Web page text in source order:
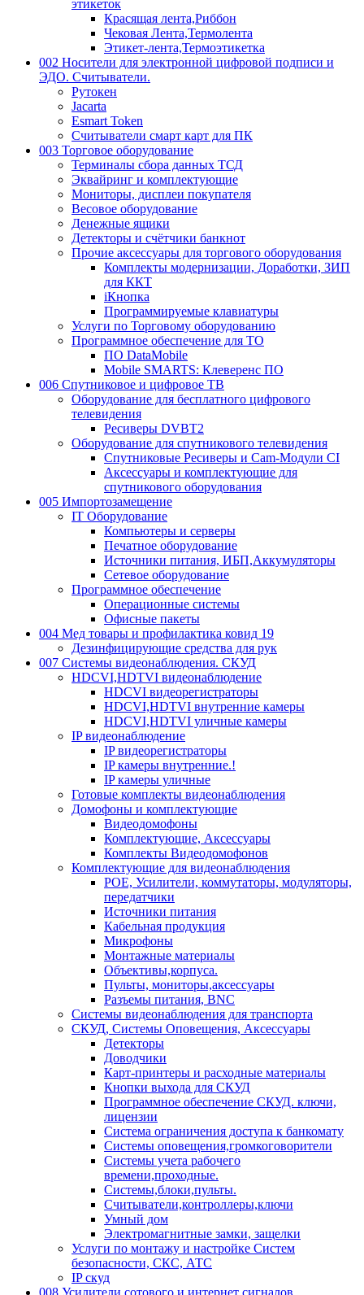
этикеток
Красящая лента,Риббон
Чековая Лента,Термолента
Этикет-лента,Термоэтикетка
002 Носители для электронной цифровой подписи и
ЭДО. Считыватели.
Рутокен
Jacarta
Esmart Token
Считыватели смарт карт для ПК
003 Торговое оборудование
Терминалы сбора данных ТСД
Эквайринг и комплектующие
Мониторы, дисплеи покупателя
Весовое оборудование
Денежные ящики
Детекторы и счётчики банкнот
Прочие аксессуары для торгового оборудования
Комплекты модернизации, Доработки, ЗИП
для ККТ
iКнопка
Программируемые клавиатуры
Услуги по Торговому оборудованию
Программное обеспечение для ТО
ПО DataMobile
Mobile SMARTS: Клеверенс ПО
006 Спутниковое и цифровое ТВ
Оборудование для бесплатного цифрового
телевидения
Ресиверы DVBT2
Оборудование для спутникового телевидения
Спутниковые Ресиверы и Cam-Модули CI
Аксессуары и комплектующие для
спутникового оборудования
005 Импортозамещение
IT Оборудование
Компьютеры и серверы
Печатное оборудование
Источники питания, ИБП,Аккумуляторы
Сетевое оборудование
Программное обеспечение
Операционные системы
Офисные пакеты
004 Мед товары и профилактика ковид 19
Дезинфицирующие средства для рук
007 Системы видеонаблюдения. СКУД
HDCVI,HDTVI видеонаблюдение
HDCVI видеорегистраторы
HDCVI,HDTVI внутренние камеры
HDCVI,HDTVI уличные камеры
IP видеонаблюдение
IP видеорегистраторы
IP камеры внутренние.!
IP камеры уличные
Готовые комплекты видеонаблюдения
Домофоны и комплектующие
Видеодомофоны
Комплектующие, Аксессуары
Комплекты Видеодомофонов
Комплектующие для видеонаблюдения
POE, Усилители, коммутаторы, модуляторы,
передатчики
Источники питания
Кабельная продукция
Микрофоны
Монтажные материалы
Объективы,корпуса.
Пульты, мониторы,аксессуары
Разъемы питания, BNC
Системы видеонаблюдения для транспорта
СКУД, Системы Оповещения, Аксессуары
Детекторы
Доводчики
Карт-принтеры и расходные материалы
Кнопки выхода для СКУД
Программное обеспечение СКУД. ключи,
лицензии
Система ограничения доступа к банкомату
Системы оповещения,громкоговорители
Системы учета рабочего
времени,проходные.
Системы,блоки,пульты.
Считыватели,контроллеры,ключи
Умный дом
Электромагнитные замки, защелки
Услуги по монтажу и настройке Систем
безопасности, СКС, АТС
IP скуд